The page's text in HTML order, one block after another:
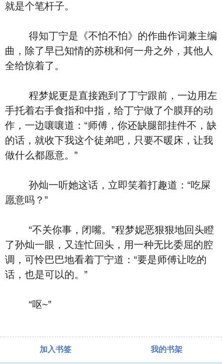
就是个笔杆子。
得知丁宁是《不怕不怕》的作曲作词兼主编
曲，除了早已知情的苏桃和何一舟之外，其他人
全给惊着了。
程梦妮更是直接跑到了丁宁跟前，一边用左
手托着右手食指和中指，给丁宁做了个膜拜的动
作，一边嚷嚷道：“师傅，你还缺腿部挂件不，缺
的话，就收下我这个徒弟吧，只要不暖床，让我
做什么都愿意。”
孙灿一听她这话，立即笑着打趣道：“吃屎
愿意吗？”
“不关你事，闭嘴。”程梦妮恶狠狠地回头瞪
了孙灿一眼，又连忙回头，用一种无比委屈的腔
调，可怜巴巴地看着丁宁道：“要是师傅让吃的
话，也是可以的。”
“呕~”
加入书签 我的书架